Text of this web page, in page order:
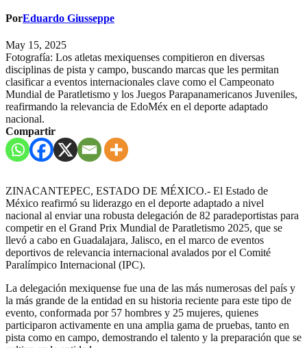
PorEduardo Giusseppe
May 15, 2025
Fotografía: Los atletas mexiquenses compitieron en diversas
disciplinas de pista y campo, buscando marcas que les permitan
clasificar a eventos internacionales clave como el Campeonato
Mundial de Paratletismo y los Juegos Parapanamericanos Juveniles,
reafirmando la relevancia de EdoMéx en el deporte adaptado
nacional.
Compartir
ZINACANTEPEC, ESTADO DE MÉXICO.- El Estado de
México reafirmó su liderazgo en el deporte adaptado a nivel
nacional al enviar una robusta delegación de 82 paradeportistas para
competir en el Grand Prix Mundial de Paratletismo 2025, que se
llevó a cabo en Guadalajara, Jalisco, en el marco de eventos
deportivos de relevancia internacional avalados por el Comité
Paralímpico Internacional (IPC).
La delegación mexiquense fue una de las más numerosas del país y
la más grande de la entidad en su historia reciente para este tipo de
evento, conformada por 57 hombres y 25 mujeres, quienes
participaron activamente en una amplia gama de pruebas, tanto en
pista como en campo, demostrando el talento y la preparación que se